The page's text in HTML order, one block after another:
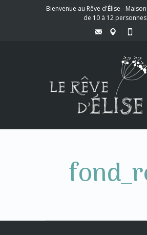
Bienvenue au Rêve d'Élise -
de 10 à 12 personnes